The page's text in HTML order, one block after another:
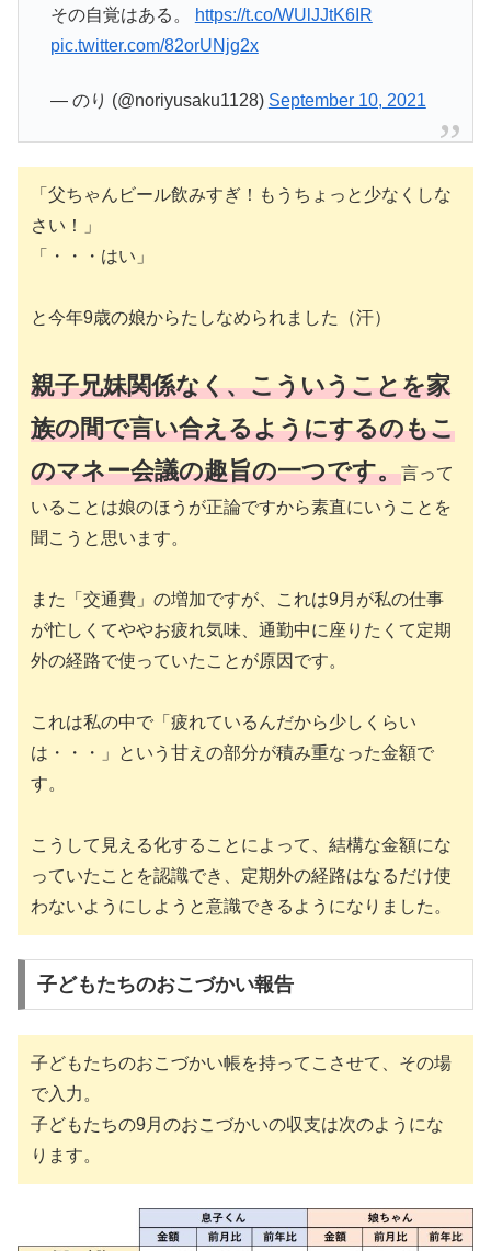
その自覚はある。
https://t.co/WUlJJtK6IR
pic.twitter.com/82orUNjg2x
— のり (@noriyusaku1128) September 10, 2021
「父ちゃんビール飲みすぎ！もうちょっと少なくしな
さい！」
「・・・はい」
と今年9歳の娘からたしなめられました（汗）
親子兄妹関係なく、こういうことを家
族の間で言い合えるようにするのもこ
のマネー会議の趣旨の一つです。言って
いることは娘のほうが正論ですから素直にいうことを
聞こうと思います。
また「交通費」の増加ですが、これは9月が私の仕事
が忙しくてややお疲れ気味、通勤中に座りたくて定期
外の経路で使っていたことが原因です。
これは私の中で「疲れているんだから少しくらい
は・・・」という甘えの部分が積み重なった金額で
す。
こうして見える化することによって、結構な金額にな
っていたことを認識でき、定期外の経路はなるだけ使
わないようにしようと意識できるようになりました。
子どもたちのおこづかい報告
子どもたちのおこづかい帳を持ってこさせて、その場
で入力。
子どもたちの9月のおこづかいの収支は次のようにな
ります。